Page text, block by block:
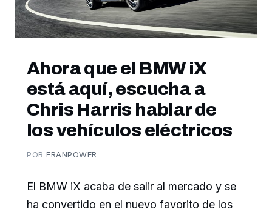
Ahora que el BMW iX
está aquí, escucha a
Chris Harris hablar de
los vehículos eléctricos
PORFRANPOWER
El BMW iX acaba de salir al mercado y se
ha convertido en el nuevo favorito de los